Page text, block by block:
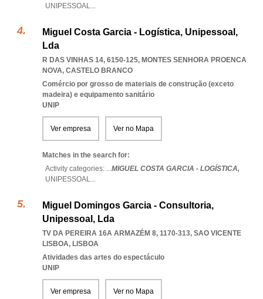
UNIPESSOAL...
Miguel Costa Garcia - Logística, Unipessoal,
Lda
R DAS VINHAS 14, 6150-125, MONTES SENHORA PROENCA
NOVA, CASTELO BRANCO
Comércio por grosso de materiais de construção (exceto
madeira) e equipamento sanitário
UNIP
Ver empresa Ver no Mapa
Matches in the search for:
Activity categories: ...MIGUEL COSTA GARCIA - LOGÍSTICA,
UNIPESSOAL...
Miguel Domingos Garcia - Consultoria,
Unipessoal, Lda
TV DA PEREIRA 16A ARMAZÉM 8, 1170-313, SAO VICENTE
LISBOA, LISBOA
Atividades das artes do espectáculo
UNIP
Ver empresa Ver no Mapa